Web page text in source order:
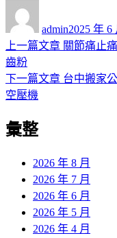
admin佈
日
2025 年 6
文
章
導
覽
上一篇文章 上
篇
關節痛止
齒粉
下一篇文章 下
台中搬家
空壓機
彙整
2026 年 8 月
2026 年 7 月
2026 年 6 月
2026 年 5 月
2026 年 4 月